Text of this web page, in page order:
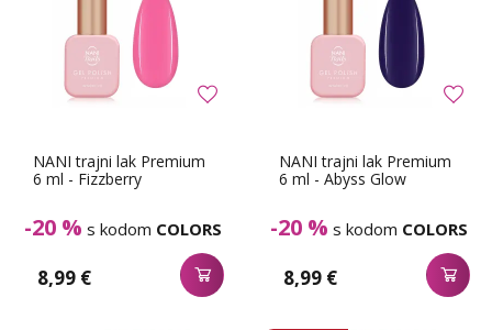
NANI trajni lak Premium
6 ml - Fizzberry
-20 % s kodom COLORS
8,99 €
NANI trajni lak Premium
6 ml - Abyss Glow
-20 % s kodom COLORS
8,99 €